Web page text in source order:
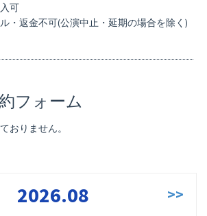
可
・返金不可(公演中止・延期の場合を除く)
フォーム
おりません。
2026.08 >>